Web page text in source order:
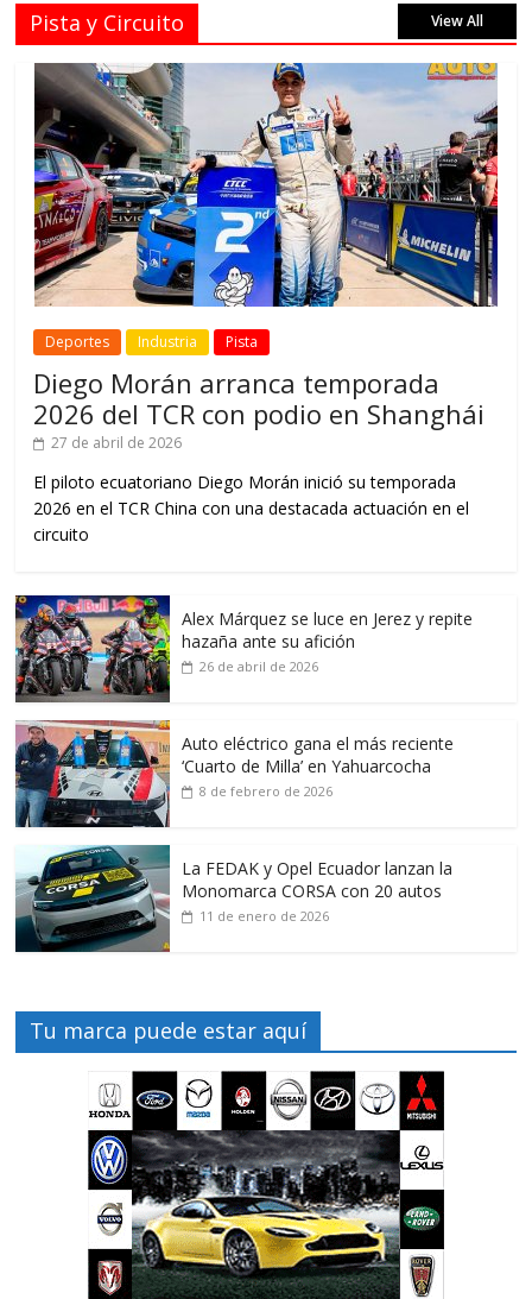
Pista y Circuito View All
Deportes Industria Pista
Diego Morán arranca temporada
2026 del TCR con podio en Shanghái
27 de abril de 2026
El piloto ecuatoriano Diego Morán inició su temporada
2026 en el TCR China con una destacada actuación en el
circuito
Alex Márquez se luce en Jerez y repite
hazaña ante su afición
26 de abril de 2026
Auto eléctrico gana el más reciente
‘Cuarto de Milla’ en Yahuarcocha
8 de febrero de 2026
La FEDAK y Opel Ecuador lanzan la
Monomarca CORSA con 20 autos
11 de enero de 2026
Tu marca puede estar aquí